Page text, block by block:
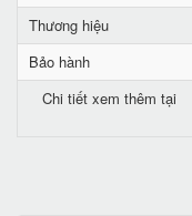
Thương hiệu
Bảo hành
Chi tiết xem thêm tại